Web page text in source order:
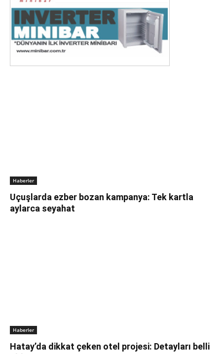
Haberler
Uçuşlarda ezber bozan kampanya: Tek kartla
aylarca seyahat
Haberler
Hatay’da dikkat çeken otel projesi: Detayları belli